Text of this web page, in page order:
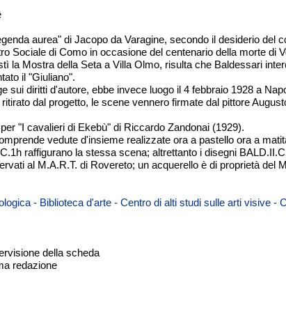
aurea" di Jacopo da Varagine, secondo il desiderio del
Sociale di Como in occasione del centenario della morte di
la Mostra della Seta a Villa Olmo, risulta che Baldessari
il "Giuliano".
sui diritti d'autore, ebbe invece luogo il 4 febbraio 1928 a
dal progetto, le scene vennero firmate dal pittore
"I cavalieri di Ekebù" di Riccardo Zandonai (1929).
vedute d'insieme realizzate ora a pastello ora a
raffigurano la stessa scena; altrettanto i disegni
al M.A.R.T. di Rovereto; un acquerello è di proprietà del
- Biblioteca d'arte - Centro di alti studi sulle arti visive -
della scheda
redazione